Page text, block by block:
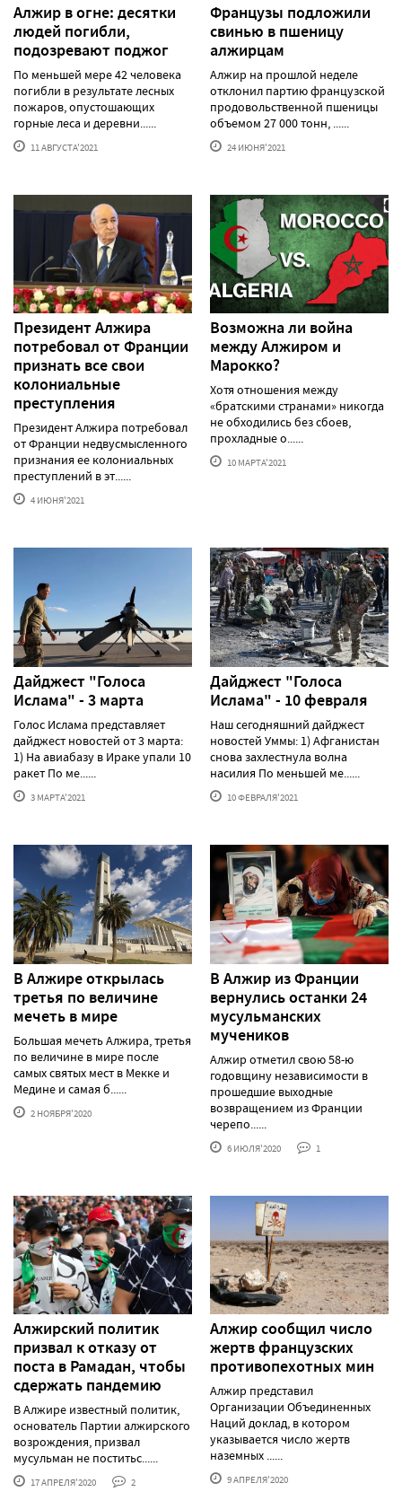
Алжир в огне: десятки
людей погибли,
подозревают поджог
По меньшей мере 42 человека
погибли в результате лесных
пожаров, опустошающих
горные леса и деревни......
11 АВГУСТА'2021
Французы подложили
свинью в пшеницу
алжирцам
Алжир на прошлой неделе
отклонил партию французской
продовольственной пшеницы
объемом 27 000 тонн, ......
24 ИЮНЯ'2021
Президент Алжира
потребовал от Франции
признать все свои
колониальные
преступления
Президент Алжира потребовал
от Франции недвусмысленного
признания ее колониальных
преступлений в эт......
4 ИЮНЯ'2021
Возможна ли война
между Алжиром и
Марокко?
Хотя отношения между
«братскими странами» никогда
не обходились без сбоев,
прохладные о......
10 МАРТА'2021
Дайджест "Голоса
Ислама" - 3 марта
Голос Ислама представляет
дайджест новостей от 3 марта:
1) На авиабазу в Ираке упали 10
ракет По ме......
3 МАРТА'2021
Дайджест "Голоса
Ислама" - 10 февраля
Наш сегодняшний дайджест
новостей Уммы: 1) Афганистан
снова захлестнула волна
насилия По меньшей ме......
10 ФЕВРАЛЯ'2021
В Алжире открылась
третья по величине
мечеть в мире
Большая мечеть Алжира, третья
по величине в мире после
самых святых мест в Мекке и
Медине и самая б......
2 НОЯБРЯ'2020
В Алжир из Франции
вернулись останки 24
мусульманских
мучеников
Алжир отметил свою 58-ю
годовщину независимости в
прошедшие выходные
возвращением из Франции
черепо......
6 ИЮЛЯ'2020 1
Алжирский политик
призвал к отказу от
поста в Рамадан, чтобы
сдержать пандемию
В Алжире известный политик,
основатель Партии алжирского
возрождения, призвал
мусульман не поститьс......
17 АПРЕЛЯ'2020 2
Алжир сообщил число
жертв французских
противопехотных мин
Алжир представил
Организации Объединенных
Наций доклад, в котором
указывается число жертв
наземных ......
9 АПРЕЛЯ'2020